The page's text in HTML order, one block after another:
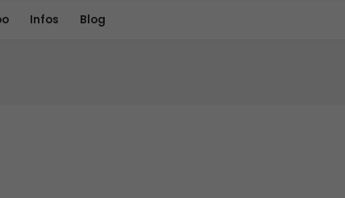
Infos Blog